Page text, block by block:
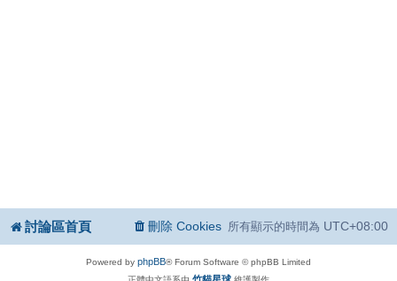
討論區首頁 所有顯示的時間為 UTC+08:00
刪除 Cookies
Powered by phpBB® Forum Software © phpBB Limited